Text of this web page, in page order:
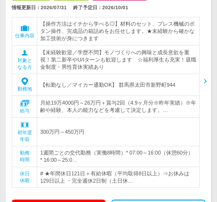
情報更新日：2026/07/31 終了予定日： 2026/10/01
仕事内容
【操作方法はイチから学べる◎】材料のセット、プレス機械のボ
タン操作、完成品の箱詰めをお任せします。★未経験から確かな
加工技術が身につきます
対象と
なる方
【未経験歓迎／学歴不問】モノづくりへの興味と成長意欲を重
視！第二新卒やU/Iターンも歓迎します ☆福利厚生も充実！退職
金制度・男性育休実績あり
勤務地
【転勤なし／マイカー通勤OK】 群馬県太田市新野町944
給与
月給19万4000円～26万円＋賞与2回（4.9ヶ月分※昨年実績）※年
齢や経験、本人の能力などを考慮して決定します。…
初年度
年収
300万円～450万円
勤務
時間
1週間ごとの交代勤務（実働8時間）* 07:00～16:00（休憩60分）
* 16:00～25:0…
休日
休暇
# ★年間休日121日＋有給休暇（平均取得8日以上）⇒お休みは
129日以上 ・完全週休2日制（土日休…